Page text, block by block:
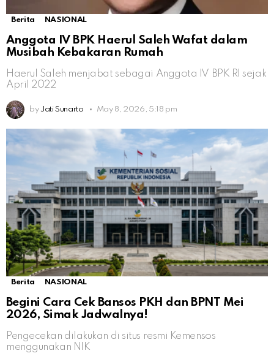
Berita NASIONAL
Anggota IV BPK Haerul Saleh Wafat dalam
Musibah Kebakaran Rumah
Haerul Saleh menjabat sebagai Anggota IV BPK RI sejak
April 2022
by Jati Sunarto May 8, 2026, 5:18 pm
Berita NASIONAL
Begini Cara Cek Bansos PKH dan BPNT Mei
2026, Simak Jadwalnya!
Pengecekan dilakukan di situs resmi Kemensos
menggunakan NIK